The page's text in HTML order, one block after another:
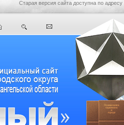
Старая версия сайта доступна по адресу